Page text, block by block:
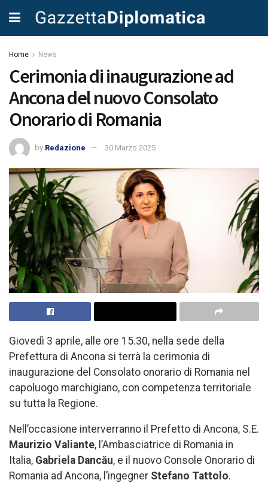
Home News
Cerimonia di inaugurazione ad
Ancona del nuovo Consolato
Onorario di Romania
by Redazione 30 Marzo 2025
Giovedì 3 aprile, alle ore 15.30, nella sede della
Prefettura di Ancona si terrà la cerimonia di
inaugurazione del Consolato onorario di Romania nel
capoluogo marchigiano, con competenza territoriale
su tutta la Regione.
Nell’occasione interverranno il Prefetto di Ancona, S.E.
Maurizio Valiante, l’Ambasciatrice di Romania in
Italia, Gabriela Dancău, e il nuovo Console Onorario di
Romania ad Ancona, l’ingegner Stefano Tattolo.